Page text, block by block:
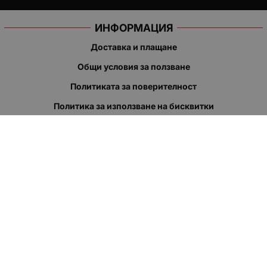
ИНФОРМАЦИЯ
Доставка и плащане
Общи условия за ползване
Политиката за поверителност
Политика за използване на бисквитки